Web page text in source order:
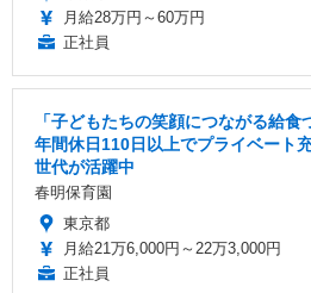
月給28万円～60万円
正社員
「子どもたちの笑顔につながる給
年間休日110日以上でプライベート
世代が活躍中
春明保育園
東京都
月給21万6,000円～22万3,000円
正社員